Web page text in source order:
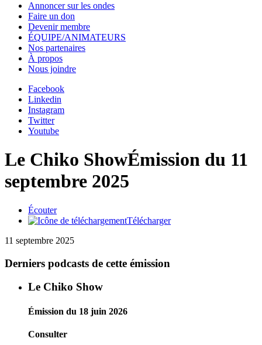
Annoncer sur les ondes
Faire un don
Devenir membre
ÉQUIPE/ANIMATEURS
Nos partenaires
À propos
Nous joindre
Facebook
Linkedin
Instagram
Twitter
Youtube
Le Chiko ShowÉmission du 11
septembre 2025
Écouter
Télécharger
11 septembre 2025
Derniers podcasts de cette émission
Le Chiko Show
Émission du 18 juin 2026
Consulter